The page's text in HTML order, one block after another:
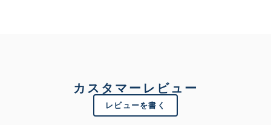
カスタマーレビュー
レビューを書く